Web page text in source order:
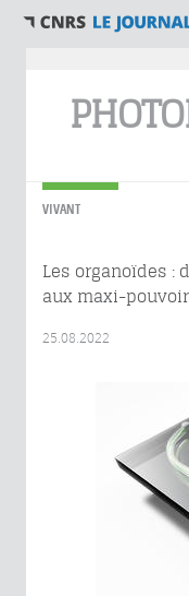
VIVANT
Les organoïdes :
aux maxi-
25.08.2022